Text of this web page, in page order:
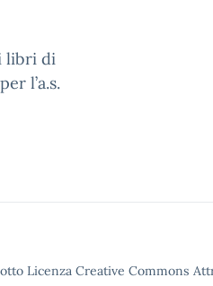
libri di
l’a.s.
Licenza Creative Commons